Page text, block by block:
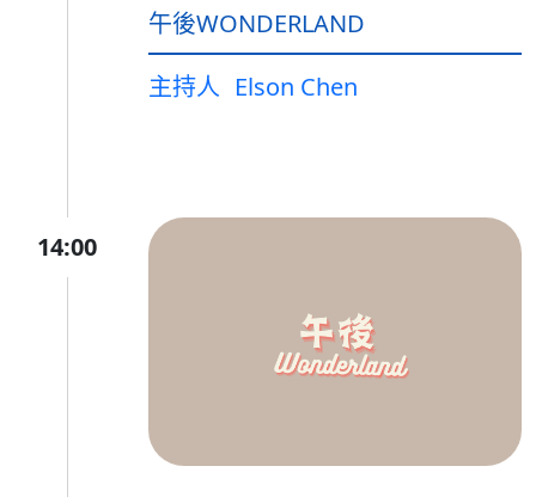
午後WONDERLAND
主持人 Elson Chen
14:00